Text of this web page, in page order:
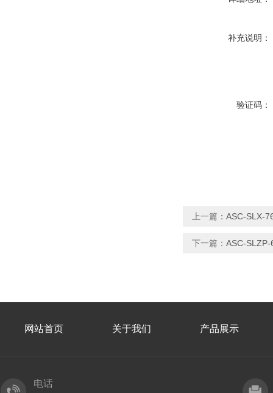
补充说明：
验证码：
上一篇： ASC-SLX-
下一篇： ASC-
网站首页 关于我们 产品展示
电话